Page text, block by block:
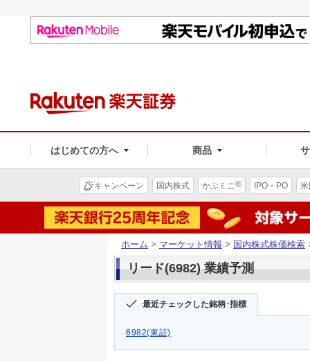
はじめての方へ 商品
キャンペーン 国内株式 かぶミニ® IPO・PO
ホーム > マーケット情報 > 国内株式株価検索
リード(6982) 業績予測
最近チェックした銘柄･指標
6982(東証)